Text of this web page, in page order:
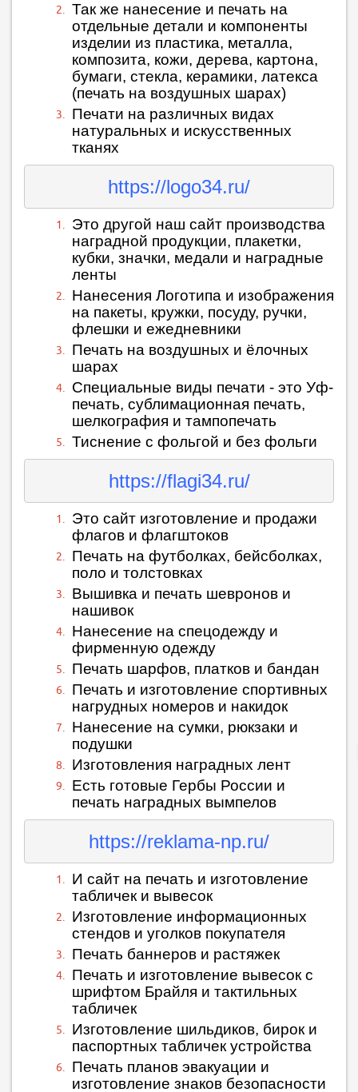
Так же нанесение и печать на
отдельные детали и компоненты
изделии из пластика, металла,
композита, кожи, дерева, картона,
бумаги, стекла, керамики, латекса
(печать на воздушных шарах)
Печати на различных видах
натуральных и искусственных
тканях
https://logo34.ru/
Это другой наш сайт производства
наградной продукции, плакетки,
кубки, значки, медали и наградные
ленты
Нанесения Логотипа и изображения
на пакеты, кружки, посуду, ручки,
флешки и ежедневники
Печать на воздушных и ёлочных
шарах
Специальные виды печати - это Уф-
печать, сублимационная печать,
шелкография и тампопечать
Тиснение с фольгой и без фольги
https://flagi34.ru/
Это сайт изготовление и продажи
флагов и флагштоков
Печать на футболках, бейсболках,
поло и толстовках
Вышивка и печать шевронов и
нашивок
Нанесение на спецодежду и
фирменную одежду
Печать шарфов, платков и бандан
Печать и изготовление спортивных
нагрудных номеров и накидок
Нанесение на сумки, рюкзаки и
подушки
Изготовления наградных лент
Есть готовые Гербы России и
печать наградных вымпелов
https://reklama-np.ru/
И сайт на печать и изготовление
табличек и вывесок
Изготовление информационных
стендов и уголков покупателя
Печать баннеров и растяжек
Печать и изготовление вывесок с
шрифтом Брайля и тактильных
табличек
Изготовление шильдиков, бирок и
паспортных табличек устройства
Печать планов эвакуации и
изготовление знаков безопасности